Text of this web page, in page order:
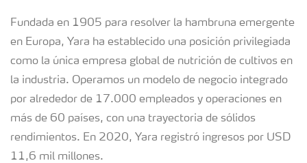
Fundada en 1905 para resolver la hambruna emergente
en Europa, Yara ha establecido una posición privilegiada
como la única empresa global de nutrición de cultivos en
la industria. Operamos un modelo de negocio integrado
por alrededor de 17.000 empleados y operaciones en
más de 60 países, con una trayectoria de sólidos
rendimientos. En 2020, Yara registró ingresos por USD
11,6 mil millones.